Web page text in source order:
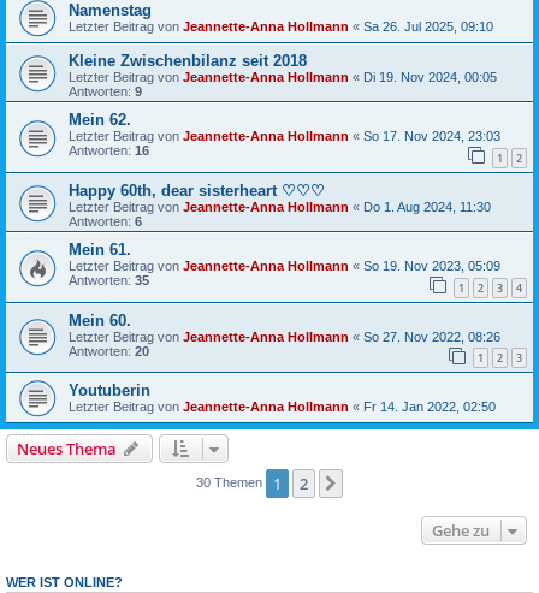
Namenstag
Letzter Beitrag von Jeannette-Anna Hollmann « Sa 26. Jul 2025, 09:10
Kleine Zwischenbilanz seit 2018
Letzter Beitrag von Jeannette-Anna Hollmann « Di 19. Nov 2024, 00:05
Antworten: 9
Mein 62.
Letzter Beitrag von Jeannette-Anna Hollmann « So 17. Nov 2024, 23:03
Antworten: 16 1 2
Happy 60th, dear sisterheart ♡♡♡
Letzter Beitrag von Jeannette-Anna Hollmann « Do 1. Aug 2024, 11:30
Antworten: 6
Mein 61.
Letzter Beitrag von Jeannette-Anna Hollmann « So 19. Nov 2023, 05:09
Antworten: 35 1 2 3 4
Mein 60.
Letzter Beitrag von Jeannette-Anna Hollmann « So 27. Nov 2022, 08:26
Antworten: 20 1 2 3
Youtuberin
Letzter Beitrag von Jeannette-Anna Hollmann « Fr 14. Jan 2022, 02:50
Neues Thema
30 Themen 1 2
Gehe zu
WER IST ONLINE?